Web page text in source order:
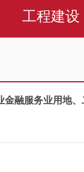
金融服务业用地